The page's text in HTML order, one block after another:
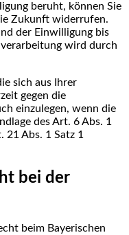
beruht, können Sie
Zukunft widerrufen.
der Einwilligung bis
wird durch
sich aus Ihrer
gegen die
einzulegen, wenn die
des Art. 6 Abs. 1
21 Abs. 1 Satz 1
bei der
beim Bayerischen